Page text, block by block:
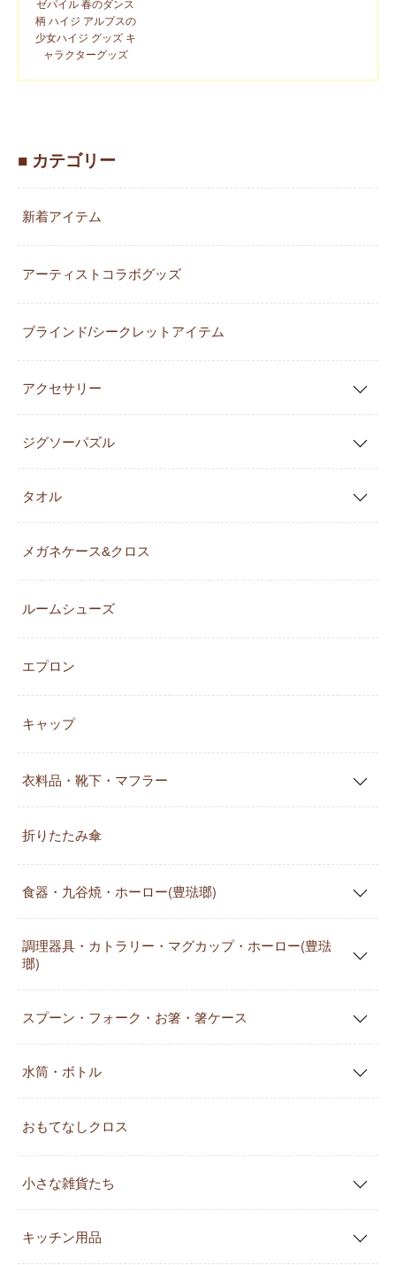
ゼパイル 春のダンス
柄 ハイジ アルプスの
少女ハイジ グッズ キ
ャラクターグッズ
■ カテゴリー
新着アイテム
アーティストコラボグッズ
ブラインド/シークレットアイテム
アクセサリー
ジグソーパズル
タオル
メガネケース&クロス
ルームシューズ
エプロン
キャップ
衣料品・靴下・マフラー
折りたたみ傘
食器・九谷焼・ホーロー(豊琺瑯)
調理器具・カトラリー・マグカップ・ホーロー(豊琺
瑯)
スプーン・フォーク・お箸・箸ケース
水筒・ボトル
おもてなしクロス
小さな雑貨たち
キッチン用品